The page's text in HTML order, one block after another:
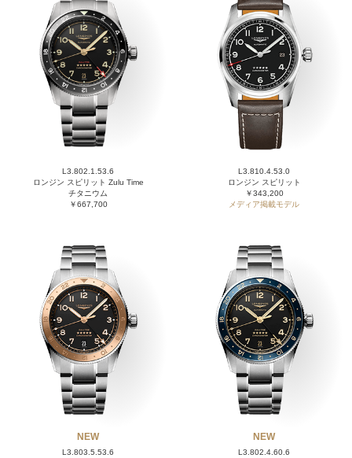
L3.802.1.53.6
ロンジン スピリット Zulu Time
チタニウム
￥667,700
L3.810.4.53.0
ロンジン スピリット
￥343,200
メディア掲載モデル
NEW
L3.803.5.53.6
NEW
L3.802.4.60.6